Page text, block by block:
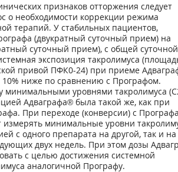
признаков отторжения следует
о необходимости коррекции режима
терапий. У стабильных пациентов,
(двукратный суточный прием) на
суточный прием), с общей суточной
экспозиция такролимуса
привой ПФК0-24) при приеме
ниже по сравнению с Прографом.
минимальными уровнями такролимуса (С
Адваграфа® была такой же, как при
При переходе (конверсии) с
измерять минимальные уровни
с одного препарата на другой, так и на
двух недель. При этом дозы
с целью достижения системной
аналогичной Прографу.